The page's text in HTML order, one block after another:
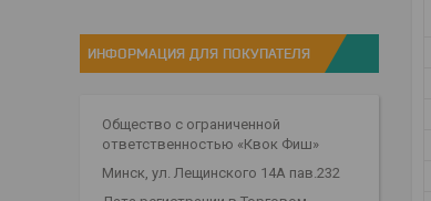
ИНФОРМАЦИЯ ДЛЯ ПОКУПАТЕЛЯ
Общество с ограниченной
ответственностью «Квок Фиш»
Минск, ул. Лещинского 14А пав.232